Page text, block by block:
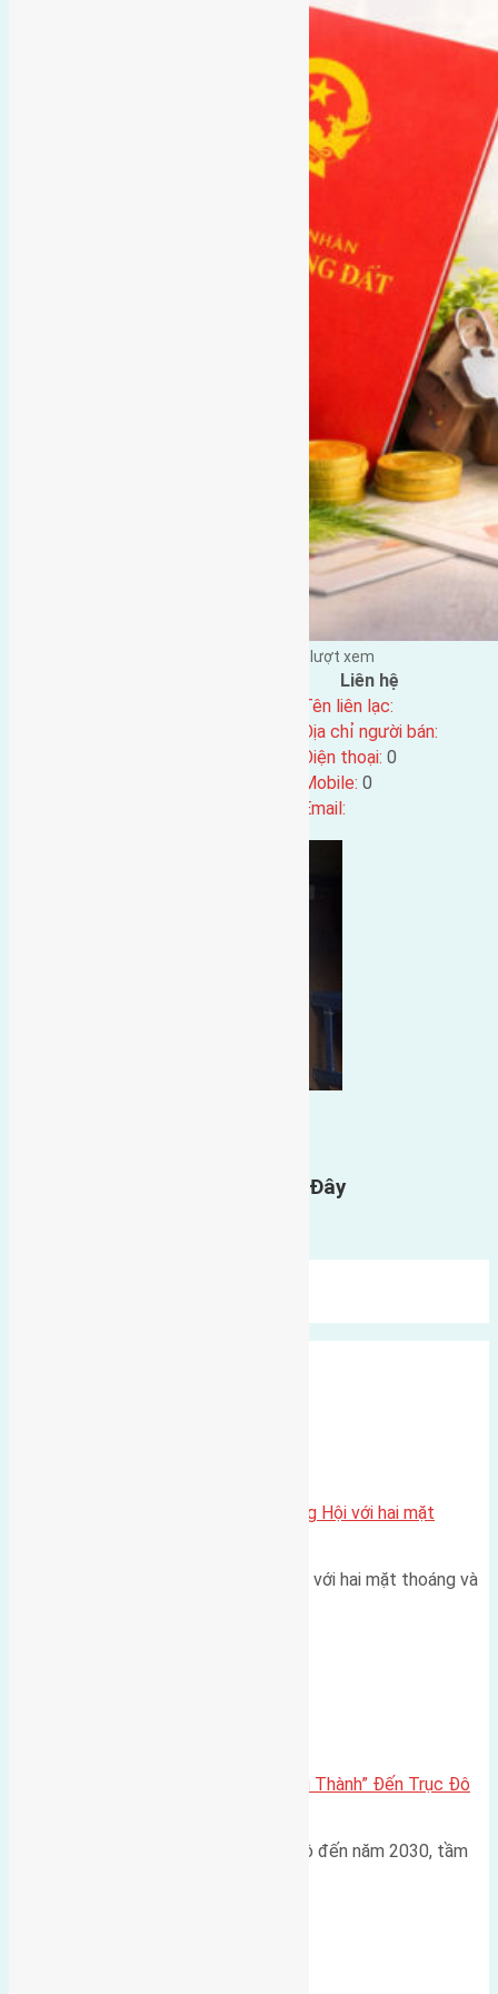
lượt xem
Liên hệ
Tên liên lạc:
Địa chỉ người bán:
Điện thoại: 0
Mobile: 0
Email:
Gửi Tin Nhắn Cho Chúng Tôi Ở Đây
Một vị trí hiếm còn lại tại X1 Đông Hội với hai mặt
Một góc tái định cư X1 Đông Hội với hai mặt thoáng và
Đông Anh 2026: Từ “Huyện Ngoại Thành” Đến Trục Đô
Trong bối cảnh Quy hoạch Thủ đô đến năm 2030, tầm